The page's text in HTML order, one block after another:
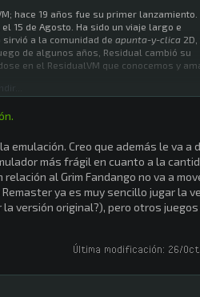
hace 19 años fue su primer lanzamiento.
15 de Agosto. Ha sido un viaje largo e
a la comunidad de apunta-y-clica 2D,
de algunos años, Residual cambió su
en el ResidualVM que conocemos y
el código gráfico lo que realmente
sea el cambio más grande en la
parte integral de ScummVM. Esto
, así como correr juegos como Grim
emulación. Creo que además le va a
más frágil en cuanto a la
al Grim Fandango no va a
ya es muy sencillo jugar la
versión original?), pero otros juegos
Última modificación: 26/